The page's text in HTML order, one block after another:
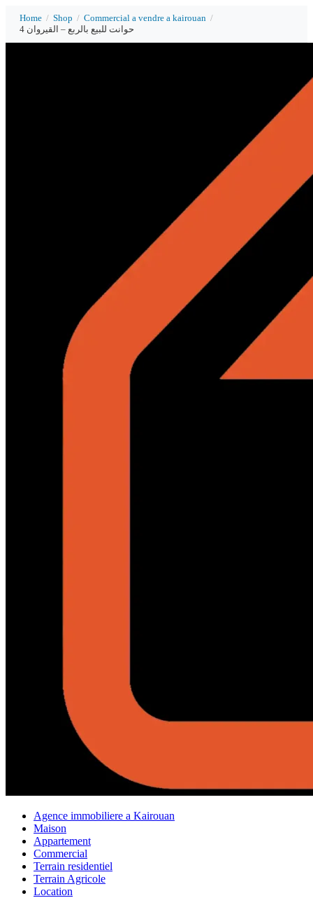
Home / Shop / Commercial a vendre a kairouan /
4 حوانت للبيع بالربع – القيروان
Agence immobiliere a Kairouan
Maison
Appartement
Commercial
Terrain residentiel
Terrain Agricole
Location